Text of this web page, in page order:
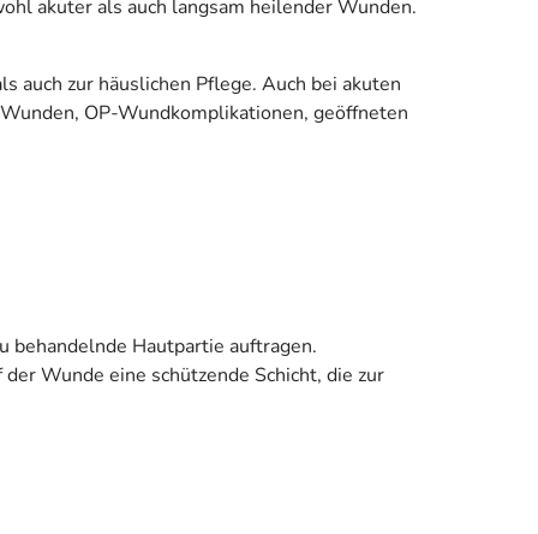
akuter als auch langsam heilender Wunden.
auch zur häuslichen Pflege. Auch bei akuten
OP-Wundkomplikationen, geöffneten
behandelnde Hautpartie auftragen.
Wunde eine schützende Schicht, die zur